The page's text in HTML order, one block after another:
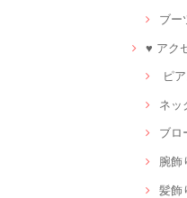
ブー
♥ アク
ピ
ネッ
ブロ
腕飾
髪飾